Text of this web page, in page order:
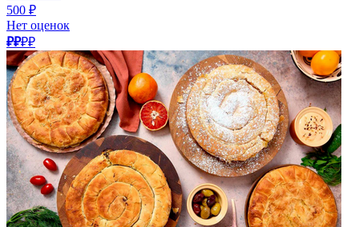
500 ₽
Нет оценок
₽₽₽₽